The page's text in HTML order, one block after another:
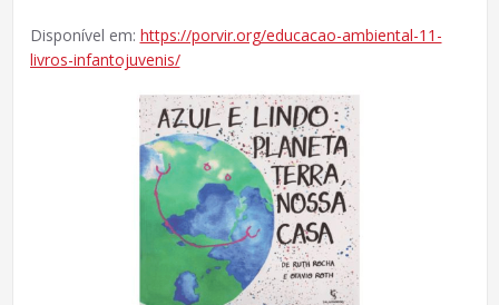
Disponível em: https://porvir.org/educacao-ambiental-11-
livros-infantojuvenis/